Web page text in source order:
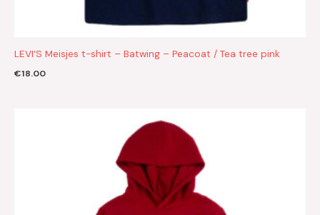
LEVI’S Meisjes t-shirt – Batwing – Peacoat / Tea tree pink
€18.00